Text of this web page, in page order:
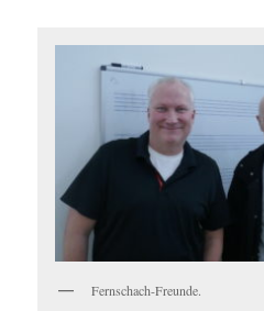
Fernschach-Freunde.